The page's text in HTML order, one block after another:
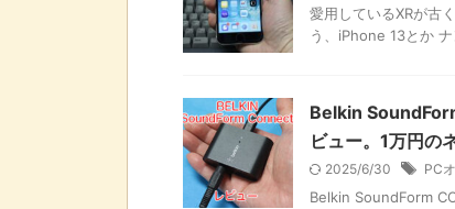
愛用しているXRが古
う、iPhone 13とか
Belkin
ビュー。1万円の
2025/6/30 PC
Belkin SoundForm